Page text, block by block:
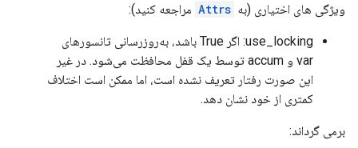
ویژگی های اختیاری (به Attrs مراجعه کنید):
use_locking: اگر True باشد، به‌روزرسانی تانسورهای
var و accum توسط یک قفل محافظت می‌شود. در غیر
این صورت رفتار تعریف نشده است، اما ممکن است اختلاف
کمتری از خود نشان دهد.
برمی گرداند: